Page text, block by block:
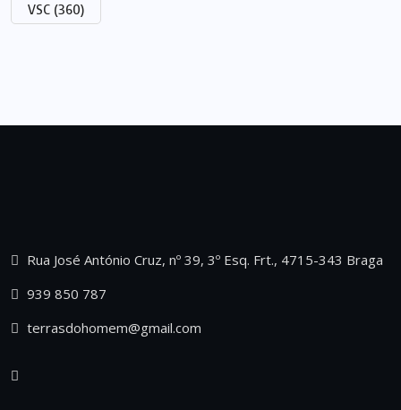
VSC (360)
Rua José António Cruz, nº 39, 3º Esq. Frt., 4715-343 Braga
939 850 787
terrasdohomem@gmail.com